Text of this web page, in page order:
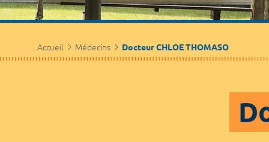
Accueil Médecins Docteur CHLOE THOMASO